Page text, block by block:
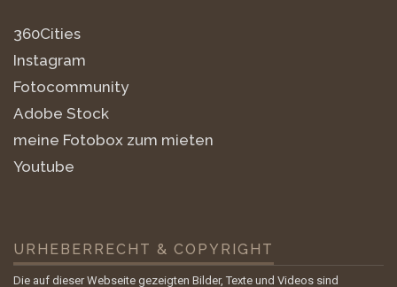
360Cities
Instagram
Fotocommunity
Adobe Stock
meine Fotobox zum mieten
Youtube
URHEBERRECHT & COPYRIGHT
Die auf dieser Webseite gezeigten Bilder, Texte und Videos sind